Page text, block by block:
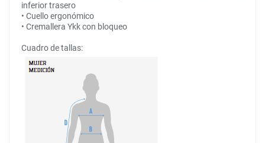
inferior trasero
• Cuello ergonómico
• Cremallera Ykk con bloqueo
Cuadro de tallas: